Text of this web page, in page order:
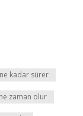
kadar sürer
zaman olur